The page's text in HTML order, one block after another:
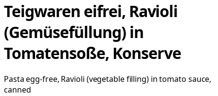
Teigwaren eifrei, Ravioli
(Gemüsefüllung) in
Tomatensoße, Konserve
Pasta egg-free, Ravioli (vegetable filling) in tomato sauce,
canned